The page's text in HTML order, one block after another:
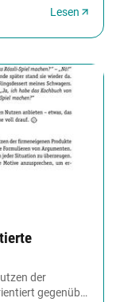
Lesen
der
gegenüber